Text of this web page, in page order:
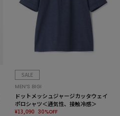
SALE
MEN’S BIGI
ドットメッシュジャージカッタウェイ
ポロシャツ＜通気性、接触冷感＞
¥13,090 30%OFF